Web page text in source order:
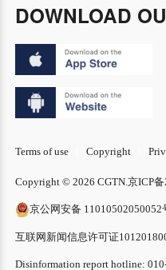
DOWNLOAD
Terms of use Copyright
Copyright © 2026 CGTN. 京ICP
京公网安备 11010502050052
互联网新闻信息许可证
Disinformation report hotline: